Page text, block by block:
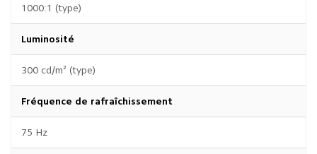
1000:1 (type)
Luminosité
300 cd/m² (type)
Fréquence de rafraîchissement
75 Hz